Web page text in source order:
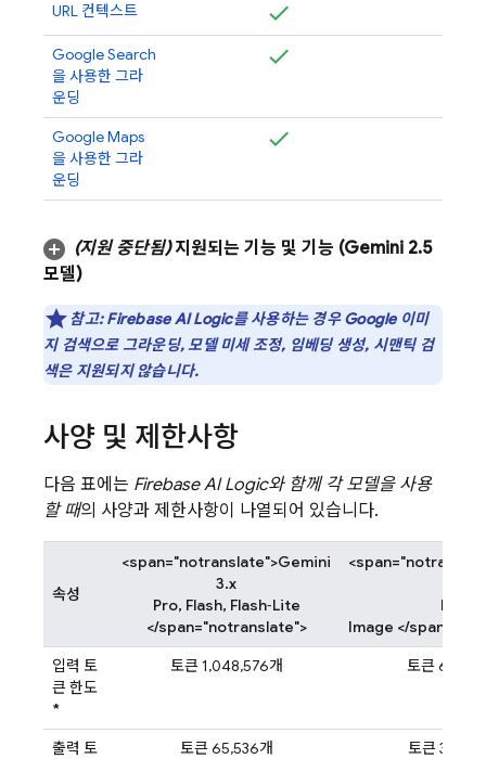
URL 컨텍스트
Google Search
을 사용한 그라
운딩
Google Maps
을 사용한 그라
운딩
(지원 중단됨)지원되는 기능 및 기능 (Gemini 2.5
모델)
참고: Firebase AI Logic를 사용하는 경우Google 이미
지 검색으로 그라운딩, 모델 미세 조정, 임베딩 생성, 시맨틱 검
색은 지원되지 않습니다.
사양 및 제한사항
다음 표에는 Firebase AI Logic와 함께 각 모델을 사용
할 때의 사양과 제한사항이 나열되어 있습니다.
속성
<span="notranslate">Gemini
3.x
Pro, Flash, Flash‑Lite
</span="notranslate">
Pro
Image </
입력 토
큰 한도
*
토큰 1,048,576개 토큰
출력 토
토큰 65,536개 토큰